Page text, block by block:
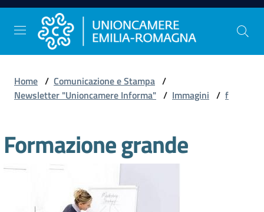
Vai al contenuto
Vai alla navigazione
Vai al footer
Comunicazione
Studi
Home / Comunicazione e Stampa /
Newsletter "Unioncamere Informa" / Immagini / f
Formazione grande